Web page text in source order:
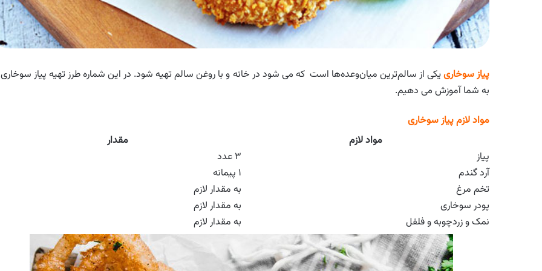
پیاز سوخارییکی از سالم‌ترین میان‌وعده‌ها است که می شود در خانه و با روغن سالم تهیه شود. در این شماره طرز تهیه پیاز سوخاری
به شما آموزش می دهیم.
مواد لازم پیاز سوخاری
مواد لازم
مقدار
پیاز
۳ عدد
آرد گندم
۱ پیمانه
تخم مرغ
به مقدار لازم
پودر سوخاری
به مقدار لازم
نمک و زردچوبه و فلفل
به مقدار لازم